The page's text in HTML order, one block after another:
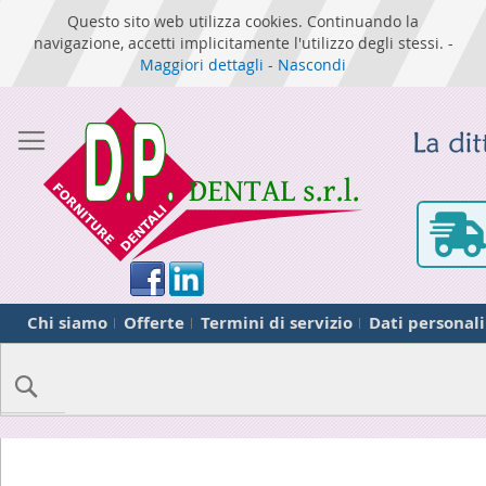
Questo sito web utilizza cookies. Continuando la
navigazione, accetti implicitamente l'utilizzo degli stessi. -
Maggiori dettagli - Nascondi
Chi siamo Offerte Termini di servizio Dati personali